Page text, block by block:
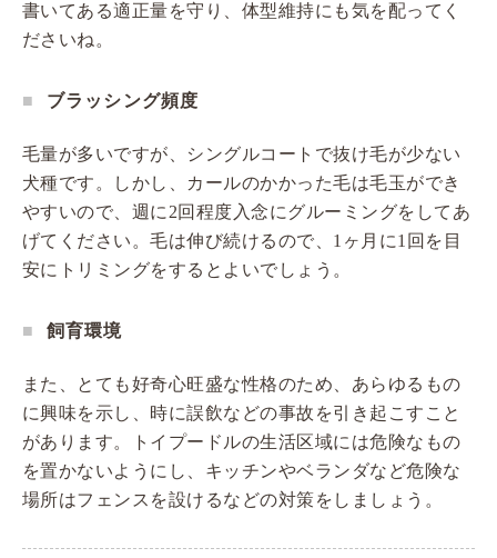
書いてある適正量を守り、体型維持にも気を配ってく
ださいね。
ブラッシング頻度
毛量が多いですが、シングルコートで抜け毛が少ない
犬種です。しかし、カールのかかった毛は毛玉ができ
やすいので、週に2回程度入念にグルーミングをしてあ
げてください。毛は伸び続けるので、1ヶ月に1回を目
安にトリミングをするとよいでしょう。
飼育環境
また、とても好奇心旺盛な性格のため、あらゆるもの
に興味を示し、時に誤飲などの事故を引き起こすこと
があります。トイプードルの生活区域には危険なもの
を置かないようにし、キッチンやベランダなど危険な
場所はフェンスを設けるなどの対策をしましょう。